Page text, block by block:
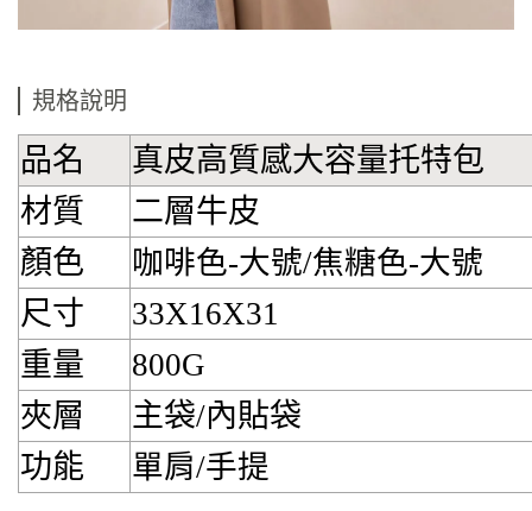
規格說明
品名
真皮高質感大容量托特包
材質
二層牛皮
顏色
咖啡色-大號/焦糖色-大號
尺寸
33X16X31
重量
800G
夾層
主袋/內貼袋
功能
單肩/手提